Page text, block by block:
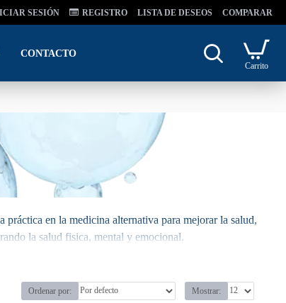
SESIÓN REGISTRO LISTA DE DESEOS COMPARAR
CONTACTO
Carrito
en la medicina alternativa para mejorar la salud,
la salud fisica, mental y emocional.
Ordenar por: Mostrar: